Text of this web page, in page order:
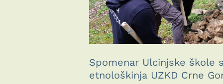
Spomenar Ulcinjske škole
etnološkinja UZKD Crne